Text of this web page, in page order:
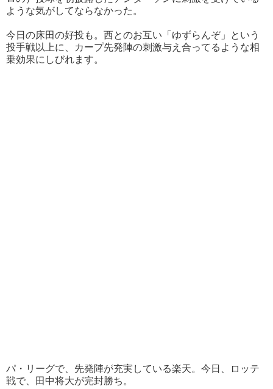
ような気がしてならなかった。
今日の床田の好投も。西とのお互い「ゆずらんぞ」という
投手戦以上に、カープ先発陣の刺激与え合ってるような相
乗効果にしびれます。
パ・リーグで、先発陣が充実している楽天。今日、ロッテ
戦で、田中将大が完封勝ち。